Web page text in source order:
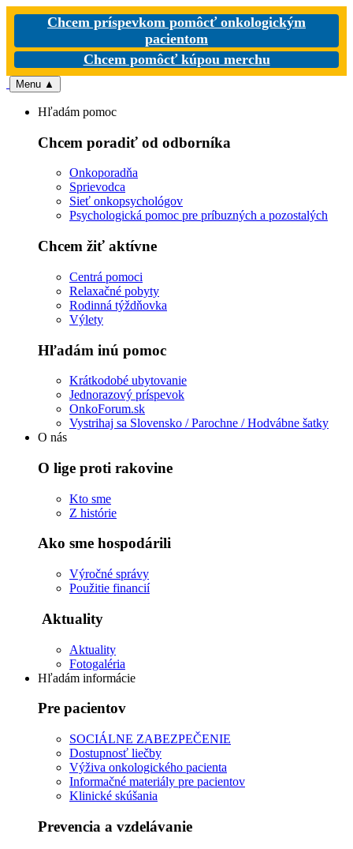
Chcem príspevkom pomôcť onkologickým
pacientom
Chcem pomôcť kúpou merchu
Menu ▲
Hľadám pomoc
Chcem poradiť od odborníka
Onkoporadňa
Sprievodca
Sieť onkopsychológov
Psychologická pomoc pre príbuzných a pozostalých
Chcem žiť aktívne
Centrá pomoci
Relaxačné pobyty
Rodinná týždňovka
Výlety
Hľadám inú pomoc
Krátkodobé ubytovanie
Jednorazový príspevok
OnkoForum.sk
Vystrihaj sa Slovensko / Parochne / Hodvábne šatky
O nás
O lige proti rakovine
Kto sme
Z histórie
Ako sme hospodárili
Výročné správy
Použitie financií
Aktuality
Aktuality
Fotogaléria
Hľadám informácie
Pre pacientov
SOCIÁLNE ZABEZPEČENIE
Dostupnosť liečby
Výživa onkologického pacienta
Informačné materiály pre pacientov
Klinické skúšania
Prevencia a vzdelávanie